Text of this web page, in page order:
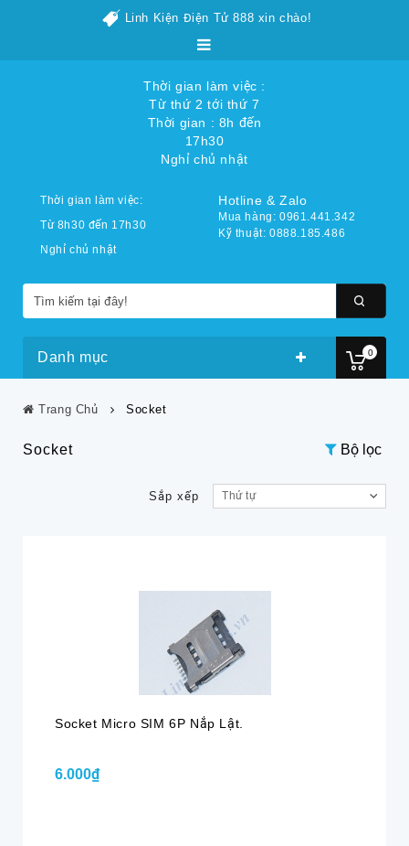
Linh Kiện Điện Tử 888 xin chào!
Thời gian làm việc :
Từ thứ 2 tới thứ 7
Thời gian : 8h đến
17h30
Nghỉ chủ nhật
0
Thời gian làm việc:
Từ 8h30 đến 17h30
Nghỉ chủ nhật
Hotline & Zalo
Mua hàng: 0961.441.342
Kỹ thuật: 0888.185.486
Danh mục
Trang Chủ Socket
Socket Bộ lọc
Sắp xếp Thứ tự
Socket Micro SIM 6P Nắp Lật.
6.000₫